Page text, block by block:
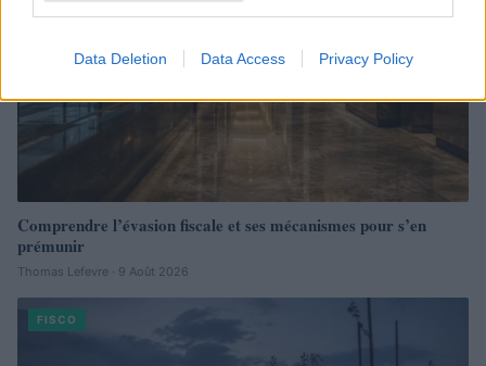
Data Deletion Data Access Privacy Policy
Comprendre l’évasion fiscale et ses mécanismes pour s’en
prémunir
Thomas Lefevre · 9 Août 2026
FISCO